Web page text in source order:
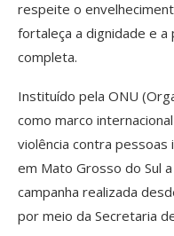
respeite o
fortaleça a dignidade e a
completa.
Instituído pela ONU
como marco
violência contra pessoas
em Mato Grosso do Sul
campanha realizada
por meio da Secretaria